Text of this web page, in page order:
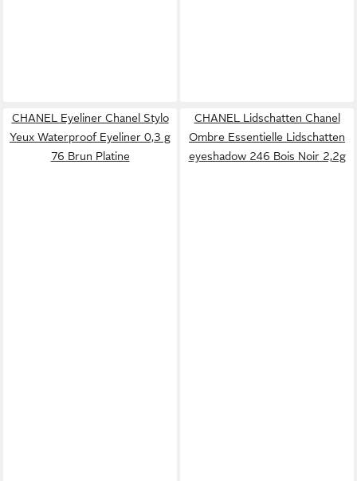
CHANEL Eyeliner Chanel Stylo
Yeux Waterproof Eyeliner 0,3 g
76 Brun Platine
CHANEL Lidschatten Chanel
Ombre Essentielle Lidschatten
eyeshadow 246 Bois Noir 2,2g